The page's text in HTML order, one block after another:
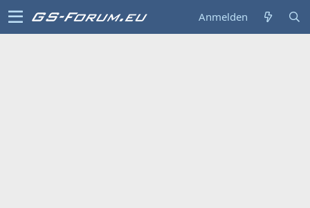
Anmelden